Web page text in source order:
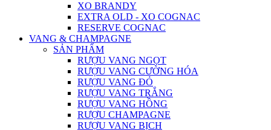
XO BRANDY
EXTRA OLD - XO COGNAC
RESERVE COGNAC
VANG & CHAMPAGNE
SẢN PHẨM
RƯỢU VANG NGỌT
RƯỢU VANG CƯỜNG HÓA
RƯỢU VANG ĐỎ
RƯỢU VANG TRẮNG
RƯỢU VANG HỒNG
RƯỢU CHAMPAGNE
RƯỢU VANG BỊCH